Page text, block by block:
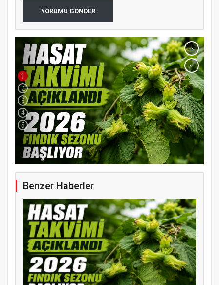
YORUMU GÖNDER
YENİ PARTİ TERME İLÇE BAŞKANLIĞINDA
ÜYE KATILIM PROGRAMI
1
2
3
4
5
Benzer Haberler